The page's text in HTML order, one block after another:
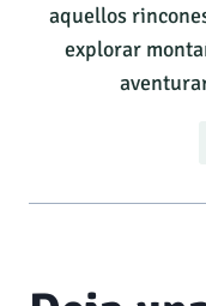
aquellos
explorar